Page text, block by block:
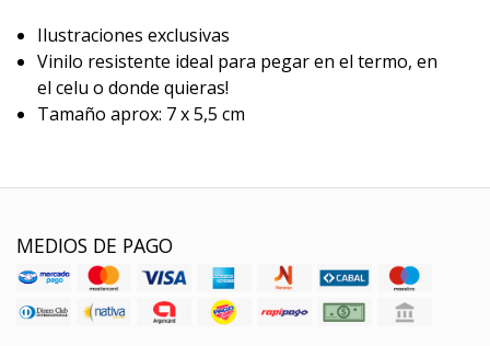
Ilustraciones exclusivas
Vinilo resistente ideal para pegar en el termo, en
el celu o donde quieras!
Tamaño aprox: 7 x 5,5 cm
MEDIOS DE PAGO